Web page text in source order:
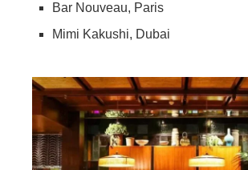
Bar Nouveau, Paris
Mimi Kakushi, Dubai